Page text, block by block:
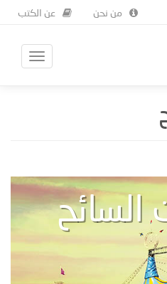
عن الكتب من نحن
Toggle
السائح
السائح